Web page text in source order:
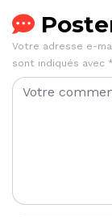
Votre adresse e-
sont indiqués avec *